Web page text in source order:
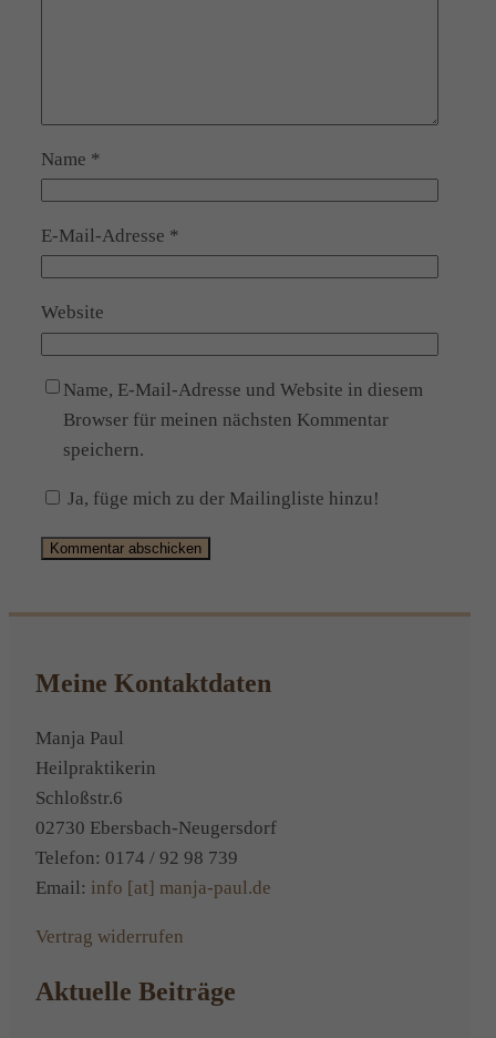
Name *
E-Mail-Adresse *
Website
Name, E-Mail-Adresse und Website in diesem
Browser für meinen nächsten Kommentar
speichern.
Ja, füge mich zu der Mailingliste hinzu!
Meine Kontaktdaten
Manja Paul
Heilpraktikerin
Schloßstr.6
02730 Ebersbach-Neugersdorf
Telefon: 0174 / 92 98 739
Email: info [at] manja-paul.de
Vertrag widerrufen
Aktuelle Beiträge